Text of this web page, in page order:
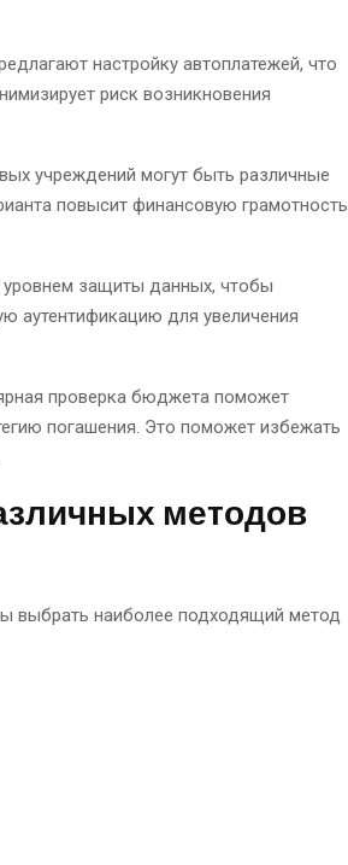
настройку автоплатежей, что
риск возникновения
учреждений могут быть различные
повысит финансовую грамотность
защиты данных, чтобы
аутентификацию для увеличения
проверка бюджета поможет
погашения. Это поможет избежать
методов
выбрать наиболее подходящий метод